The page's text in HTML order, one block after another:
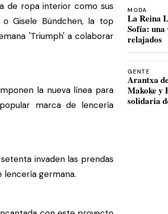
de ropa interior como sus
o Gisele Bündchen, la top
'Triumph' a colaborar
la nueva línea para
marca de lencería
invaden las prendas
lencería germana.
MODA
La Reina
Sofía:
relajados
GENTE
Arantxa
Makoke y
solidaria